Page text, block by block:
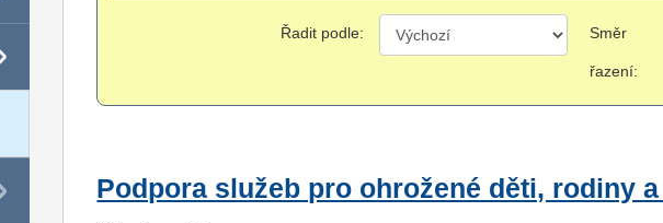
Řadit podle: Směr
řazení:
Podpora služeb pro ohrožené děti, rodiny